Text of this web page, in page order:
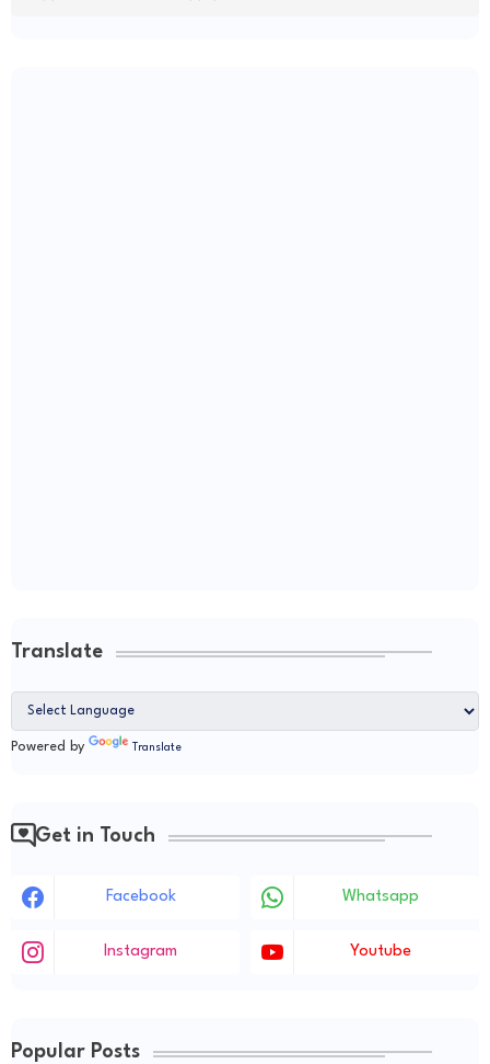
Translate
Powered by Translate
Get in Touch
Facebook Whatsapp
Instagram Youtube
Popular Posts